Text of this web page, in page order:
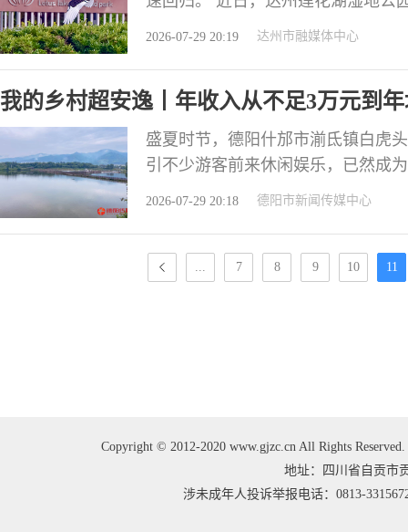
龙桥水域，它舒展羽翼，在湖中推
地达州
2026-07-29 20:19 达州市融媒体中心
我的乡村超安逸丨年收入从不足3万元到
盛夏时节，德阳什邡市湔氐镇白虎
引不少游客前来休闲娱乐，已然成
年的小型水库，曾因历史原因失管
2026-07-29 20:18 德阳市新闻传媒中心
... 7 8 9 10 11
Copyright © 2012-2020 www.gjzc.cn All Rights
地址：四川省自贡市
涉未成年人投诉举报电话：0813-